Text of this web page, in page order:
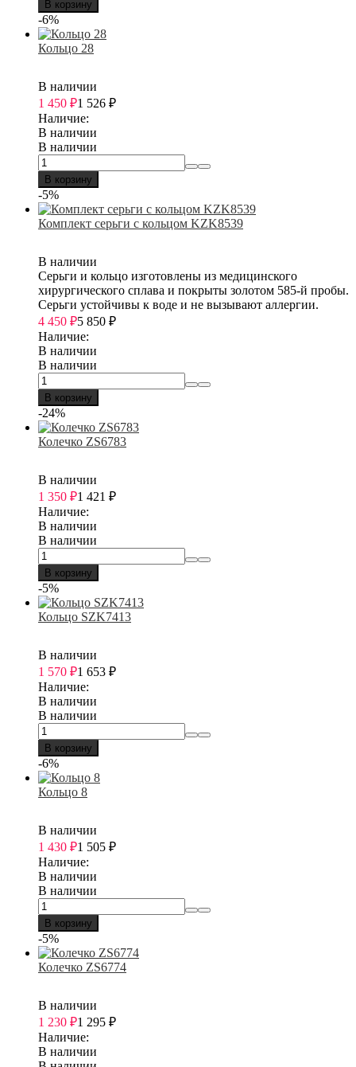
В корзину
-6%
Кольцо 28
В наличии
1 450 ₽1 526 ₽
Наличие:
В наличии
В наличии
В корзину
-5%
Комплект серьги с кольцом KZK8539
В наличии
Серьги и кольцо изготовлены из медицинского
хирургического сплава и покрыты золотом 585-й пробы.
Серьги устойчивы к воде и не вызывают аллергии.
4 450 ₽5 850 ₽
Наличие:
В наличии
В наличии
В корзину
-24%
Колечко ZS6783
В наличии
1 350 ₽1 421 ₽
Наличие:
В наличии
В наличии
В корзину
-5%
Кольцо SZK7413
В наличии
1 570 ₽1 653 ₽
Наличие:
В наличии
В наличии
В корзину
-6%
Кольцо 8
В наличии
1 430 ₽1 505 ₽
Наличие:
В наличии
В наличии
В корзину
-5%
Колечко ZS6774
В наличии
1 230 ₽1 295 ₽
Наличие:
В наличии